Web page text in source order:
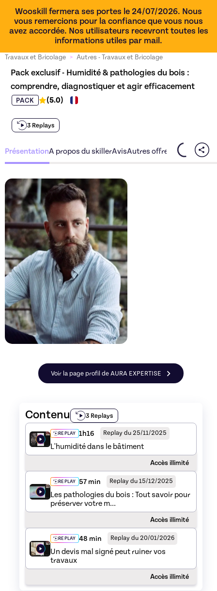
Wooskill fermera ses portes le 24/07/2026. Nous
vous remercions pour la confiance que vous nous
avez accordée. Nos utilisateurs recevront toutes les
informations utiles par mail.
Travaux et Bricolage > Autres - Travaux et Bricolage
Pack exclusif - Humidité & pathologies du bois :
comprendre, diagnostiquer et agir efficacement
PACK (5.0)
3 Replays
PrésentationA propos du skillerAvisAutres offres du skiller
Voir la page profil de AURA EXPERTISE
Contenu 3 Replays
REPLAY 1h16 Replay du 25/11/2025
L'humidité dans le bâtiment
Accès illimité
REPLAY 57 min Replay du 15/12/2025
Les pathologies du bois : Tout savoir pour
préserver votre m...
Accès illimité
REPLAY 48 min Replay du 20/01/2026
Un devis mal signé peut ruiner vos
travaux
Accès illimité